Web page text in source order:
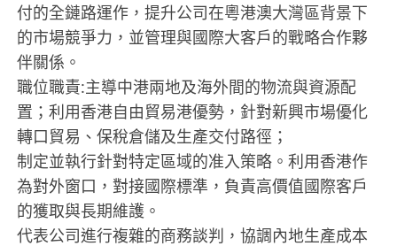
付的全鏈路運作，提升公司在粵港澳大灣區背景下
的市場競爭力，並管理與國際大客戶的戰略合作夥
伴關係。
職位職責:主導中港兩地及海外間的物流與資源配
置；利用香港自由貿易港優勢，針對新興市場優化
轉口貿易、保稅倉儲及生產交付路徑；
制定並執行針對特定區域的准入策略。利用香港作
為對外窗口，對接國際標準，負責高價值國際客戶
的獲取與長期維護。
代表公司進行複雜的商務談判，協調內地生產成本